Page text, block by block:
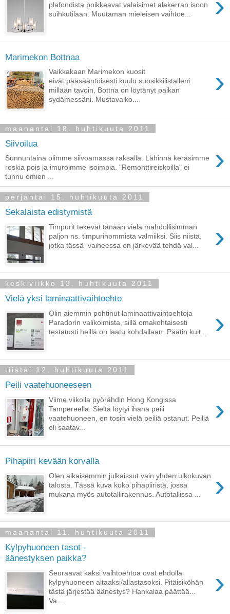
plafondista poikkeavat valaisimet alakerran isoon
suihkutilaan. Muutaman mieleisen vaihtoe...
Marimekon Bottnaa
›
Vaikkakaan Marimekon kuosit
eivät pääsääntöisesti kuulu suosikkilistalleni
millään tavoin, Bottna on löytänyt paikan
sydämessäni. Mustavalko...
maanantai 18. huhtikuuta 2011
Siivoilua ›
Sunnuntaina olimme siivoamassa raksalla. Lähinnä keräsimme
roskia pois ja imuroimme isoimpia. "Remonttireiskoilla" ei
tunnu omien ...
perjantai 15. huhtikuuta 2011
Sekalaista edistymistä
›
Timpurit tekevät tänään vielä mahdollisimman
paljon ns. timpurihommista valmiiksi. Siis niistä,
jotka tässä vaiheessa on järkevää tehdä val...
keskiviikko 13. huhtikuuta 2011
Vielä yksi laminaattivaihtoehto
›
Olin aiemmin pohtinut laminaattivaihtoehtoja
Paradorin valikoimista, sillä omakohtaisesti
testatusti heillä on laatu kohdallaan. Päätin kuit...
tiistai 12. huhtikuuta 2011
Peili vaatehuoneeseen
›
Viime viikolla pyörähdin Hong Kongissa
Tampereella. Sieltä löytyi ihana peili
vaatehuoneen, en tosin vielä peiliä ostanut. Peiliä
oli saatav...
Pihapiiri kevään korvalla
›
Olen aikaisemmin julkaissut vain yhden ulkokuvan
talosta. Tässä kuva koko pihapiiristä, jossa
mukana myös autotallirakennus. Autotallissa ...
maanantai 11. huhtikuuta 2011
Kylpyhuoneen tasot -
äänestyksen paikka?
›
Seuraavat kaksi vaihtoehtoa ovat ehdolla
kylpyhuoneen altaaksi/allastasoksi. Pitäisiköhän
tästä järjestää äänestys? Hankalaa päättää...
Va...